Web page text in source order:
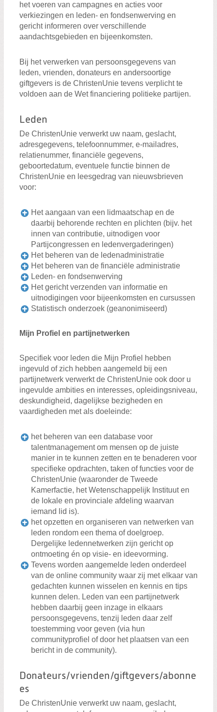
het voeren van campagnes en acties voor
verkiezingen en leden- en fondsenwerving en
gericht informeren over verschillende
aandachtsgebieden en bijeenkomsten.
Bij het verwerken van persoonsgegevens van
leden, vrienden, donateurs en andersoortige
giftgevers is de ChristenUnie tevens verplicht te
voldoen aan de Wet financiering politieke partijen.
Leden
De ChristenUnie verwerkt uw naam, geslacht,
adresgegevens, telefoonnummer, e-mailadres,
relatienummer, financiële gegevens,
geboortedatum, eventuele functie binnen de
ChristenUnie en leesgedrag van nieuwsbrieven
voor:
Het aangaan van een lidmaatschap en de
daarbij behorende rechten en plichten (bijv. het
innen van contributie, uitnodigen voor
Partijcongressen en ledenvergaderingen)
Het beheren van de ledenadministratie
Het beheren van de financiële administratie
Leden- en fondsenwerving
Het gericht verzenden van informatie en
uitnodigingen voor bijeenkomsten en cursussen
Statistisch onderzoek (geanonimiseerd)
Mijn Profiel en partijnetwerken
Specifiek voor leden die Mijn Profiel hebben
ingevuld of zich hebben aangemeld bij een
partijnetwerk verwerkt de ChristenUnie ook door u
ingevulde ambities en interesses, opleidingsniveau,
deskundigheid, dagelijkse bezigheden en
vaardigheden met als doeleinde:
het beheren van een database voor
talentmanagement om mensen op de juiste
manier in te kunnen zetten en te benaderen voor
specifieke opdrachten, taken of functies voor de
ChristenUnie (waaronder de Tweede
Kamerfactie, het Wetenschappelijk Instituut en
de lokale en provinciale afdeling waarvan
iemand lid is).
het opzetten en organiseren van netwerken van
leden rondom een thema of doelgroep.
Dergelijke ledennetwerken zijn gericht op
ontmoeting én op visie- en ideevorming.
Tevens worden aangemelde leden onderdeel
van de online community waar zij met elkaar van
gedachten kunnen wisselen en kennis en tips
kunnen delen. Leden van een partijnetwerk
hebben daarbij geen inzage in elkaars
persoonsgegevens, tenzij leden daar zelf
toestemming voor geven (via hun
communityprofiel of door het plaatsen van een
bericht in de community).
Donateurs/vrienden/giftgevers/abonne
es
De ChristenUnie verwerkt uw naam, geslacht,